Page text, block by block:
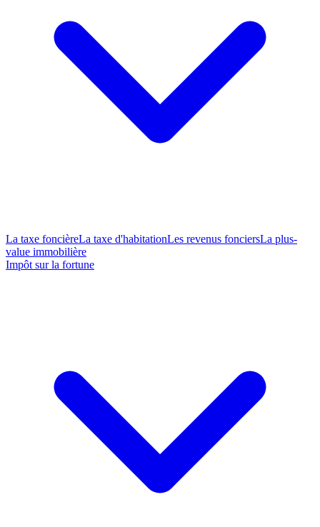
La taxe foncièreLa taxe d'habitationLes revenus fonciersLa plus-
value immobilière
Impôt sur la fortune